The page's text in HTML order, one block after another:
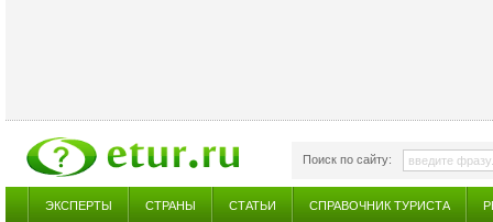
Поиск по сайту:
ЭКСПЕРТЫ СТРАНЫ СТАТЬИ СПРАВОЧНИК ТУРИСТА